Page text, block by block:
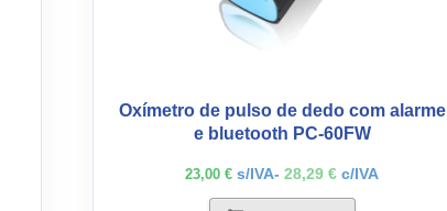
Oxímetro de pulso de dedo com alarme
e bluetooth PC-60FW
23,00€ s/IVA-28,29€ c/IVA